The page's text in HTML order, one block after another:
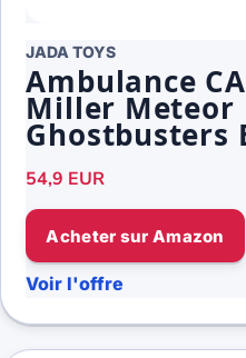
JADA TOYS
Ambulance
Miller Meteor
Ghostbusters
Fantômes 1/24
54,9 EUR
Acheter sur Amazon
Voir l'offre